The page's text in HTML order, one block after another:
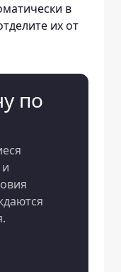
в
их от
по